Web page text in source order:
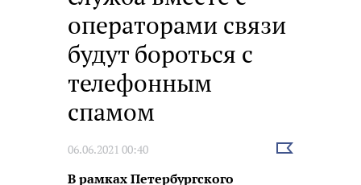
операторами связи
будут бороться с
телефонным
спамом
06.06.2021 00:40
Выбрать
В рамках Петербургского